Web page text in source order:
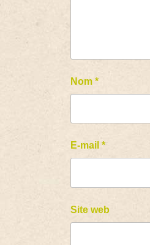
Nom*
E-mail*
Site web